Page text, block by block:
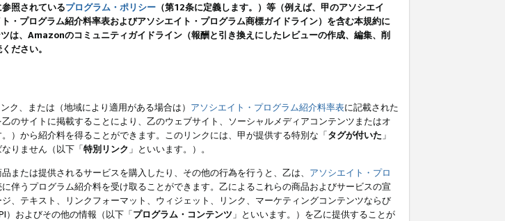
照されているプログラム・ポリシー （第12条に定義します。）等（例えば、甲のアソシエイ
・プログラム紹介料率表およびアソシエイト・プログラム商標ガイドライン）を含む本規約に
、Amazonのコミュニティガイドライン（報酬と引き換えにしたレビューの作成、編集、削
ださい。
ク、または（地域により適用がある場合は） アソシエイト・プログラム紹介料率表に記載された
のサイトに掲載することにより、乙のウェブサイト、ソーシャルメディアコンテンツまたはオ
。）から紹介料を得ることができます。このリンクには、甲が提供する特別な「タグが付いた 」
りません（以下「特別リンク 」といいます。）。
たは提供されるサービスを購入したり、その他の行為を行うと、乙は、 アソシエイト・プロ
伴うプログラム紹介料を受け取ることができます。乙によるこれらの商品およびサービスの宣
、テキスト、リンクフォーマット、ウィジェット、リンク、マーケティングコンテンツならび
）およびその他の情報（以下「プログラム・コンテンツ 」といいます。）を乙に提供することが